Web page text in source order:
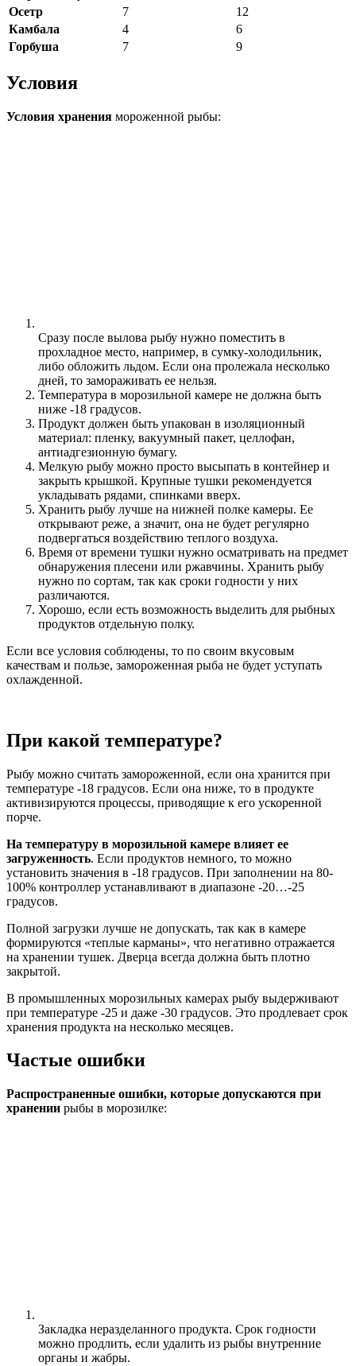
Осетр
7
12
Камбала
4
6
Горбуша
7 9
Условия
Условия хранения мороженной рыбы:
Сразу после вылова рыбу нужно поместить в
прохладное место, например, в сумку-холодильник,
либо обложить льдом. Если она пролежала несколько
дней, то замораживать ее нельзя.
Температура в морозильной камере не должна быть
ниже -18 градусов.
Продукт должен быть упакован в изоляционный
материал: пленку, вакуумный пакет, целлофан,
антиадгезионную бумагу.
Мелкую рыбу можно просто высыпать в контейнер и
закрыть крышкой. Крупные тушки рекомендуется
укладывать рядами, спинками вверх.
Хранить рыбу лучше на нижней полке камеры. Ее
открывают реже, а значит, она не будет регулярно
подвергаться воздействию теплого воздуха.
Время от времени тушки нужно осматривать на предмет
обнаружения плесени или ржавчины. Хранить рыбу
нужно по сортам, так как сроки годности у них
различаются.
Хорошо, если есть возможность выделить для рыбных
продуктов отдельную полку.
Если все условия соблюдены, то по своим вкусовым
качествам и пользе, замороженная рыба не будет уступать
охлажденной.
При какой температуре?
Рыбу можно считать замороженной, если она хранится при
температуре -18 градусов. Если она ниже, то в продукте
активизируются процессы, приводящие к его ускоренной
порче.
На температуру в морозильной камере влияет ее
загруженность. Если продуктов немного, то можно
установить значения в -18 градусов. При заполнении на 80-
100% контроллер устанавливают в диапазоне -20…-25
градусов.
Полной загрузки лучше не допускать, так как в камере
формируются «теплые карманы», что негативно отражается
на хранении тушек. Дверца всегда должна быть плотно
закрытой.
В промышленных морозильных камерах рыбу выдерживают
при температуре -25 и даже -30 градусов. Это продлевает срок
хранения продукта на несколько месяцев.
Частые ошибки
Распространенные ошибки, которые допускаются при
хранении рыбы в морозилке:
Закладка неразделанного продукта. Срок годности
можно продлить, если удалить из рыбы внутренние
органы и жабры.